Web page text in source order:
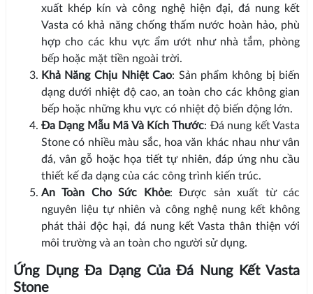
xuất khép kín và công nghệ hiện đại, đá nung kết
Vasta có khả năng chống thấm nước hoàn hảo, phù
hợp cho các khu vực ẩm ướt như nhà tắm, phòng
bếp hoặc mặt tiền ngoài trời.
Khả Năng Chịu Nhiệt Cao: Sản phẩm không bị biến
dạng dưới nhiệt độ cao, an toàn cho các không gian
bếp hoặc những khu vực có nhiệt độ biến động lớn.
Đa Dạng Mẫu Mã Và Kích Thước: Đá nung kết Vasta
Stone có nhiều màu sắc, hoa văn khác nhau như vân
đá, vân gỗ hoặc họa tiết tự nhiên, đáp ứng nhu cầu
thiết kế đa dạng của các công trình kiến trúc.
An Toàn Cho Sức Khỏe: Được sản xuất từ các
nguyên liệu tự nhiên và công nghệ nung kết không
phát thải độc hại, đá nung kết Vasta thân thiện với
môi trường và an toàn cho người sử dụng.
Ứng Dụng Đa Dạng Của Đá Nung Kết Vasta
Stone